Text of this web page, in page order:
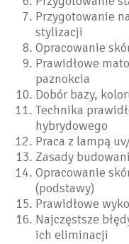
Przygotowanie
stylizacji
Opracowanie
Prawidłowe
paznokcia
Dobór bazy,
Technika
hybrydowego
Praca z lampą
Zasady
Opracowanie
(podstawy)
Prawidłowe
Najczęstsze
ich eliminacji